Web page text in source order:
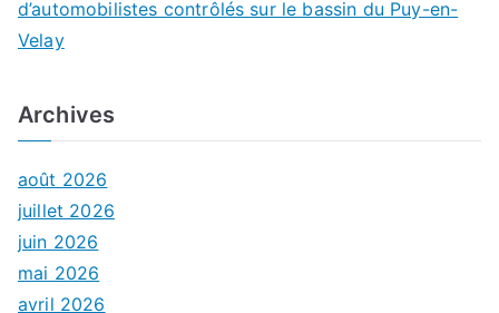
d’automobilistes contrôlés sur le bassin du Puy-en-
Velay
Archives
août 2026
juillet 2026
juin 2026
mai 2026
avril 2026